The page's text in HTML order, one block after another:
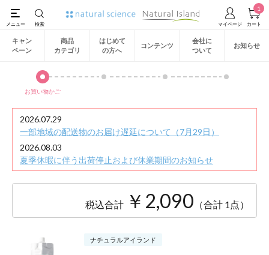
1
キャン
ペーン
商品
カテゴリ
はじめて
の方へ
コンテンツ
会社に
ついて
お知らせ
お買い物かご
2026.07.29
一部地域の配送物のお届け遅延について（7月29日）
2026.08.03
夏季休暇に伴う出荷停止および休業期間のお知らせ
税込合計 ￥2,090 （合計 1点）
ナチュラルアイランド